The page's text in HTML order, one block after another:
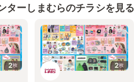
ターしまむらのチラシを見る
2枚 2枚